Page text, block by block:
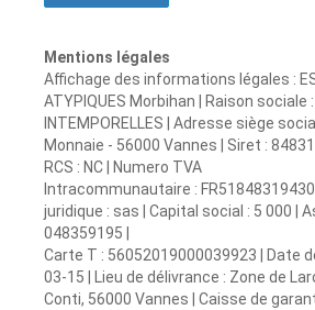
Mentions légales
Affichage des informations légales :
ATYPIQUES Morbihan | Raison sociale :
INTEMPORELLES | Adresse siège
Monnaie - 56000 Vannes | Siret :
RCS : NC | Numero TVA
Intracommunautaire :
juridique : sas | Capital social : 5 000 |
048359195 |
Carte T : 56052019000039923 | Date
03-15 | Lieu de délivrance : Zone de
Conti, 56000 Vannes | Caisse de